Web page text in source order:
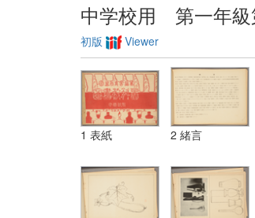
中学校用 第一年級
初版 Viewer
1 表紙 2 緒言